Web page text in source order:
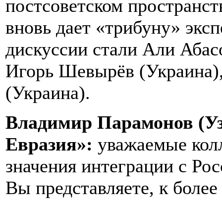
постсоветском
вновь дает «трибуну»
дискуссии стали Али
Игорь Шевырёв
(Украина).
Владимир Парамонов
Евразия»: уважаемые
значения интеграции с
Вы представляете, к